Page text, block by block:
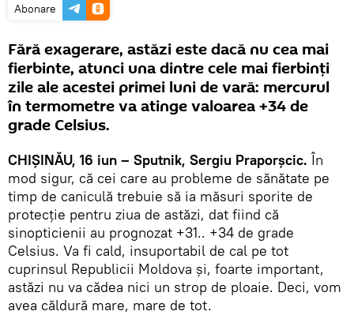
Abonare
Fără exagerare, astăzi este dacă nu cea mai
fierbinte, atunci una dintre cele mai fierbinți
zile ale acestei primei luni de vară: mercurul
în termometre va atinge valoarea +34 de
grade Celsius.
CHIȘINĂU, 16 iun – Sputnik, Sergiu Praporșcic. În
mod sigur, că cei care au probleme de sănătate pe
timp de caniculă trebuie să ia măsuri sporite de
protecție pentru ziua de astăzi, dat fiind că
sinopticienii au prognozat +31.. +34 de grade
Celsius. Va fi cald, insuportabil de cal pe tot
cuprinsul Republicii Moldova și, foarte important,
astăzi nu va cădea nici un strop de ploaie. Deci, vom
avea căldură mare, mare de tot.